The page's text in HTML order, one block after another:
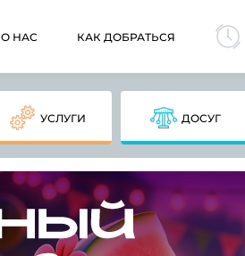
О НАС КАК ДОБРАТЬСЯ
УСЛУГИ ДОСУГ